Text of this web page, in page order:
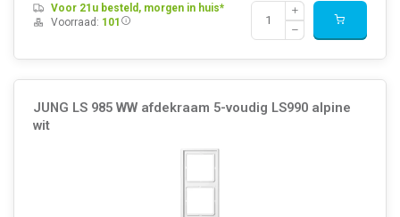
Voor 21u besteld, morgen in huis*
Voorraad: 101
JUNG LS 985 WW afdekraam 5-voudig LS990 alpine
wit